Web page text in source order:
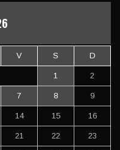
V S D
1 2
7 8 9
14 15 16
21 22 23